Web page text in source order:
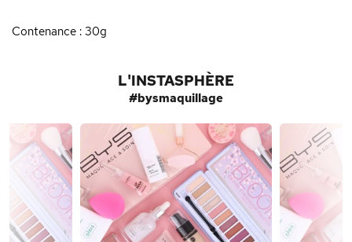
Contenance : 30g
L'INSTASPHÈRE
#bysmaquillage